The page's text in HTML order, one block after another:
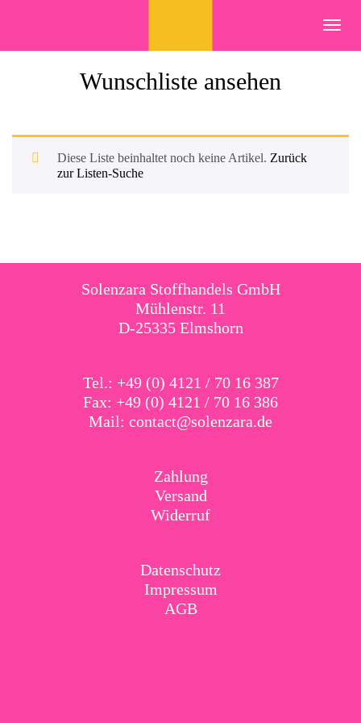
Wunschliste ansehen
Diese Liste beinhaltet noch keine Artikel. Zurück
zur Listen-Suche
Solenzara Stoffhandels GmbH
Mühlenstr. 11
D-25335 Elmshorn
Tel.: +49 (0) 4121 / 70 16 387
Fax: +49 (0) 4121 / 70 16 386
Mail: contact@solenzara.de
Zahlung
Versand
Widerruf
Datenschutz
Impressum
AGB